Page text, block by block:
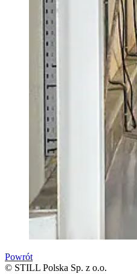
Powrót
© STILL Polska Sp. z o.o.